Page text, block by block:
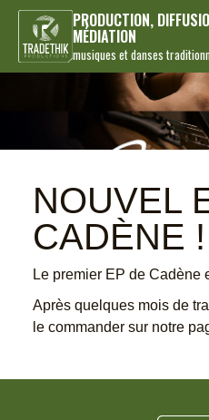
PRODUCTION,
MÉDIATION
musiques et danses
NOUVEL
CADÈNE !
Le premier EP de Cadène
Après quelques mois de
le commander sur notre